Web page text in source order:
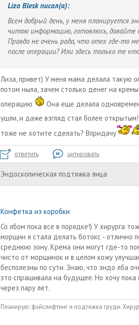
Liza Blesk писал(а):
Всем добрый день, у меня планируется
читаю информацию, готовлюсь, давайте
Правда не очень рада, что отек где-то
после операции? Или здесь только те
Лиза, привет) У меня мама делала такую
потом ныла, зачем столько денег на
операцию
Она еще делала
ушли, и даже взгляд стал более
тоже не хотите сделать? Впридачу
ответить цитировать
Эндоскопическая подтяжка лица
Конфетка из коробки
Со лбом пока все в порядке!) У хирурга
морщин я стала делать ботокс - отлично
среднюю зону. Крема они могут где-то
чисто от морщинок и в целом кожу
бесполезны по сути. Знаю, что эндо лба
это спрашивала на будущее. Но хочу
через пару лет.
Планирую: фэйслифтинг и подтяжка груди.